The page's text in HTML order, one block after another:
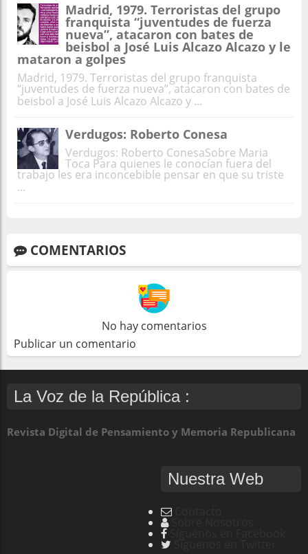
Madrid, 1979. Terroristas del grupo
franquista “juventudes de fuerza
nueva”, atacaron con bates de
beisbol a José Luis Alcazo Alcazo y le
mataron a golpes
Madrid, 1979. Terroristas del grupo franquista
“juventudes de fuerza nueva”, atacaron con bates de
beisbol a José Luis Alcazo Alcazo y ...
Verdugos: Roberto Conesa
Verdugos: Roberto ConesaSobre Maria
Toca Para quienes le conocían fuera del
trabajo les era inconcebible pensar en que su triste
...
COMENTARIOS
No hay comentarios
Publicar un comentario
La Voz de la República :
Revista Digital de Pensamiento y Memoria Republicana
Nuestra Web